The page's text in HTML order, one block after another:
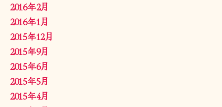
2016年2月
2016年1月
2015年12月
2015年9月
2015年6月
2015年5月
2015年4月